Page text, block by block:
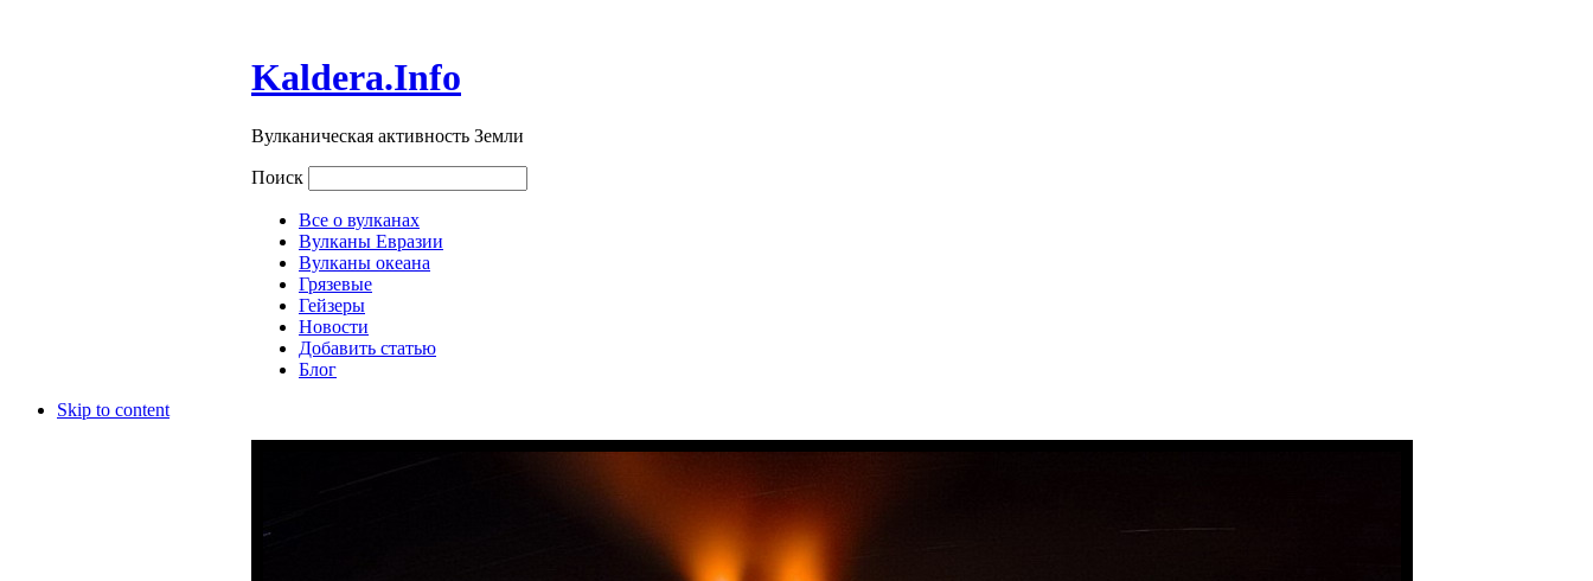
Kaldera.Info
Вулканическая активность Земли
Поиск
Все о вулканах
Вулканы Евразии
Вулканы океана
Грязевые
Гейзеры
Новости
Добавить статью
Блог
Skip to content